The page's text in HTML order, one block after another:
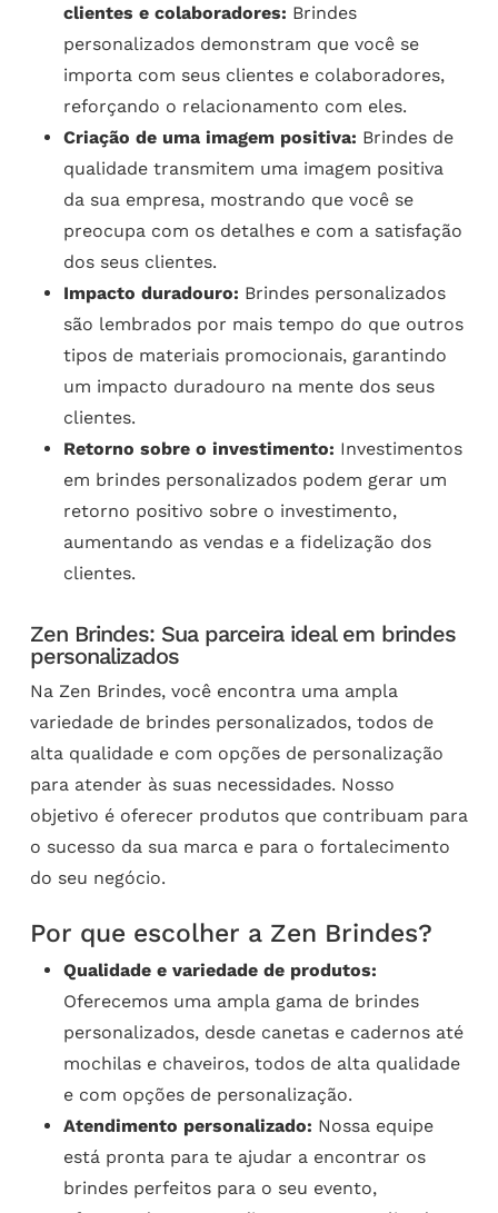
clientes e colaboradores: Brindes
personalizados demonstram que você se
importa com seus clientes e colaboradores,
reforçando o relacionamento com eles.
Criação de uma imagem positiva: Brindes de
qualidade transmitem uma imagem positiva
da sua empresa, mostrando que você se
preocupa com os detalhes e com a satisfação
dos seus clientes.
Impacto duradouro: Brindes personalizados
são lembrados por mais tempo do que outros
tipos de materiais promocionais, garantindo
um impacto duradouro na mente dos seus
clientes.
Retorno sobre o investimento: Investimentos
em brindes personalizados podem gerar um
retorno positivo sobre o investimento,
aumentando as vendas e a fidelização dos
clientes.
Zen Brindes: Sua parceira ideal em brindes
personalizados
Na Zen Brindes, você encontra uma ampla
variedade de brindes personalizados, todos de
alta qualidade e com opções de personalização
para atender às suas necessidades. Nosso
objetivo é oferecer produtos que contribuam para
o sucesso da sua marca e para o fortalecimento
do seu negócio.
Por que escolher a Zen Brindes?
Qualidade e variedade de produtos:
Oferecemos uma ampla gama de brindes
personalizados, desde canetas e cadernos até
mochilas e chaveiros, todos de alta qualidade
e com opções de personalização.
Atendimento personalizado: Nossa equipe
está pronta para te ajudar a encontrar os
brindes perfeitos para o seu evento,